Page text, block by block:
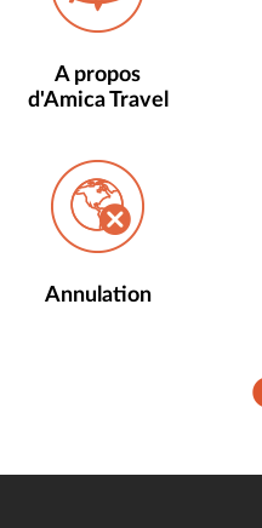
A propos
d'Amica Travel
Annulation